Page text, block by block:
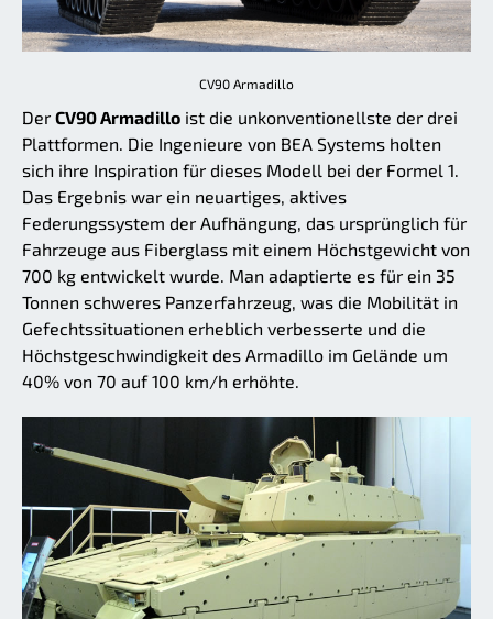
CV90 Armadillo
Der CV90 Armadillo ist die unkonventionellste der drei
Plattformen. Die Ingenieure von BEA Systems holten
sich ihre Inspiration für dieses Modell bei der Formel 1.
Das Ergebnis war ein neuartiges, aktives
Federungssystem der Aufhängung, das ursprünglich für
Fahrzeuge aus Fiberglass mit einem Höchstgewicht von
700 kg entwickelt wurde. Man adaptierte es für ein 35
Tonnen schweres Panzerfahrzeug, was die Mobilität in
Gefechtssituationen erheblich verbesserte und die
Höchstgeschwindigkeit des Armadillo im Gelände um
40% von 70 auf 100 km/h erhöhte.